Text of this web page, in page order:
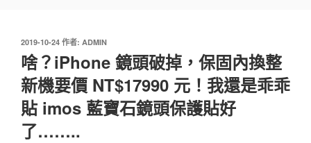
發
佈
於
2019-10-24 作者: ADMIN
啥？iPhone 鏡頭破掉，保固內換整
新機要價 NT$17990 元！我還是乖乖
貼 imos 藍寶石鏡頭保護貼好
了……..